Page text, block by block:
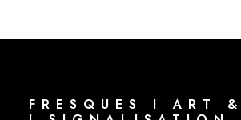
FRESQUES I ART